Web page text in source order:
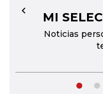
MI
Noticias
←